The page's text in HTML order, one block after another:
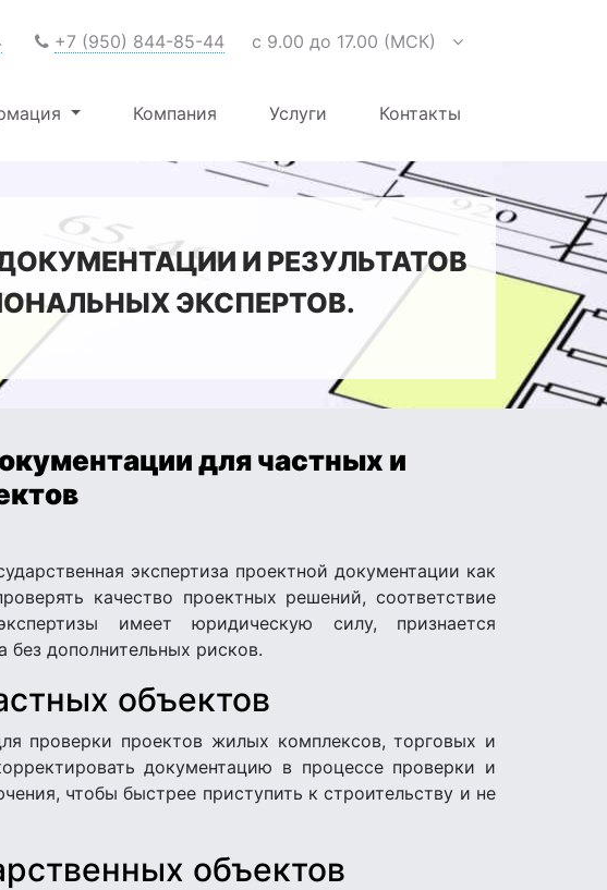
+7 (950) 844-85-44 с 9.00 до 17.00 (МСК)
Компания Услуги Контакты
И РЕЗУЛЬТАТОВ
ЭКСПЕРТОВ.
для частных и
экспертиза проектной документации как
качество проектных решений, соответствие
имеет юридическую силу, признается
дополнительных рисков.
объектов
проверки проектов жилых комплексов, торговых и
документацию в процессе проверки и
чтобы быстрее приступить к строительству и не
объектов